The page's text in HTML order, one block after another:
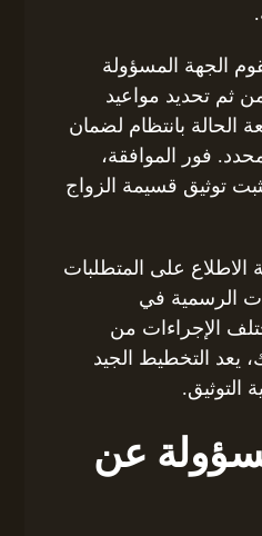
الجهة المسؤولة
ثم تحديد مواعيد
الحالة بانتظام لضمان
فور الموافقة،
توثيق قسيمة الزواج
الاطلاع على المتطلبات
الرسمية في
الإجراءات من
يعد التخطيط الجيد
التوثيق.
عن